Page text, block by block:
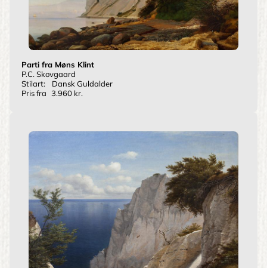
Parti fra Møns Klint
P.C. Skovgaard
Stilart:
Dansk Guldalder
Pris fra 3.960 kr.